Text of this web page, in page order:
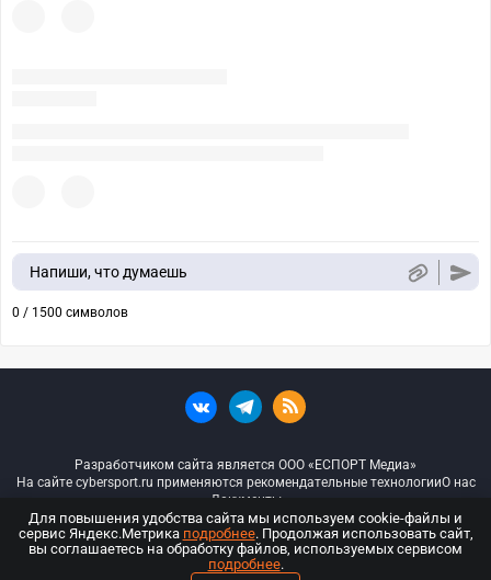
Напиши, что думаешь
0 / 1500 символов
Разработчиком сайта является ООО «ЕСПОРТ Медиа»
На сайте cybersport.ru применяются рекомендательные технологииО нас
Документы
© ООО «Киберспорт.ру» — Все права защищены
Для повышения удобства сайта мы используем cookie-файлы и
сервис Яндекс.Метрика подробнее. Продолжая использовать сайт,
вы соглашаетесь на обработку файлов, используемых сервисом
подробнее.